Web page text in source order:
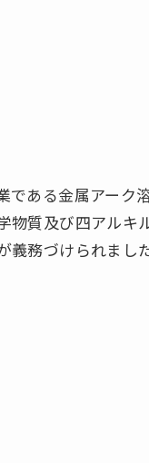
である金属アー
質及び四アルキ
務づけられました